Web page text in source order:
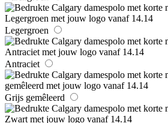
Legergroen
Antraciet
Grijs gemêleerd